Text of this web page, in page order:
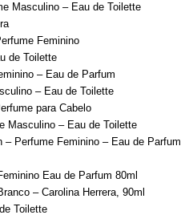
Masculino – Eau de Toilette
Feminino
de Toilette
– Eau de Parfum
– Eau de Toilette
para Cabelo
Masculino – Eau de Toilette
– Perfume Feminino – Eau de Parfum
Eau de Parfum 80ml
– Carolina Herrera, 90ml
Toilette